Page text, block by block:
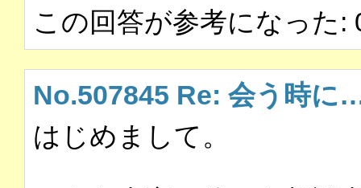
この回答が参考になっ
No.507845 Re: 会う時に
はじめまして。